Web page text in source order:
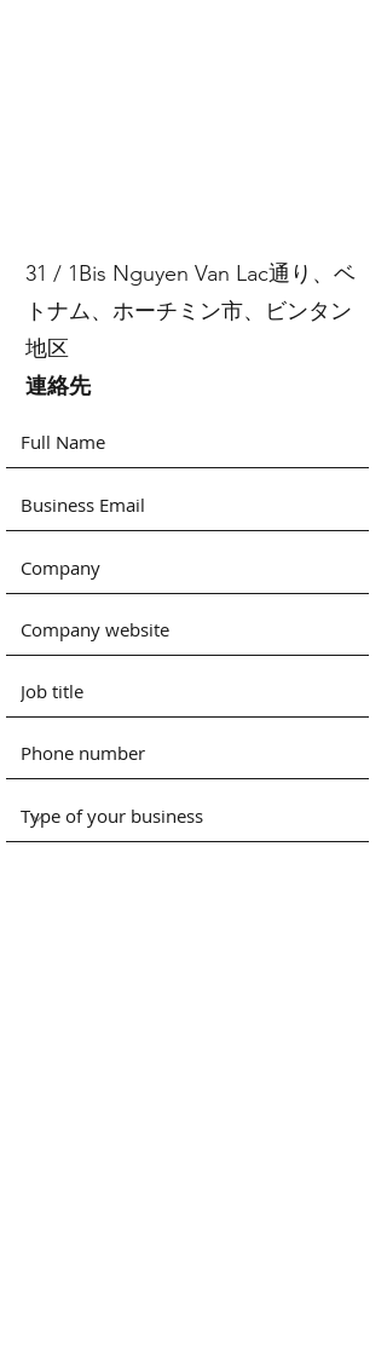
31 / 1Bis Nguyen Van Lac通り、ベ
トナム、ホーチミン市、ビンタン
地区
連絡先